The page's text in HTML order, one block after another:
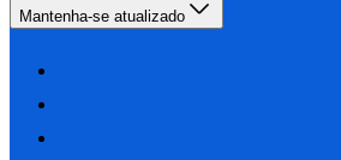
Mantenha-se atualizado